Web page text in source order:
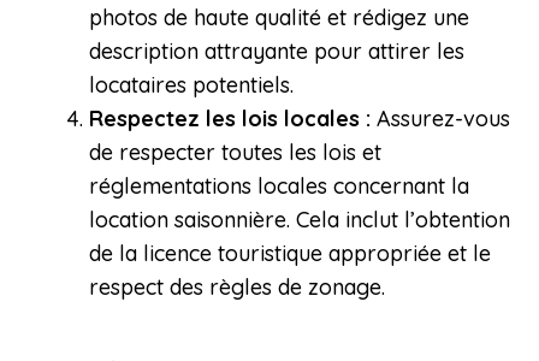
photos de haute qualité et rédigez une
description attrayante pour attirer les
locataires potentiels.
Respectez les lois locales : Assurez-vous
de respecter toutes les lois et
réglementations locales concernant la
location saisonnière. Cela inclut l’obtention
de la licence touristique appropriée et le
respect des règles de zonage.